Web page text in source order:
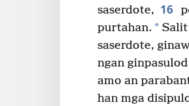
saserdote, 16
purtahan. * Salit
saserdote,
ngan
amo an
han mga